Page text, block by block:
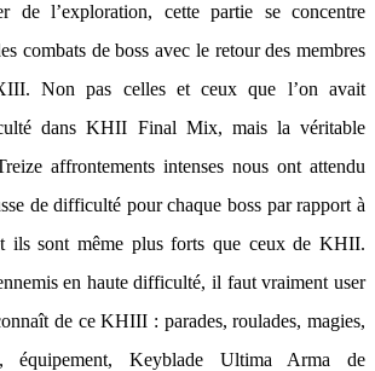
de l’exploration, cette partie se concentre
combats de boss avec le retour des membres
Non pas celles et ceux que l’on avait
dans KHII Final Mix, mais la véritable
affrontements intenses nous ont attendu
de difficulté pour chaque boss par rapport à
ils sont même plus forts que ceux de KHII.
en haute difficulté, il faut vraiment user
de ce KHIII : parades, roulades, magies,
équipement, Keyblade Ultima Arma de